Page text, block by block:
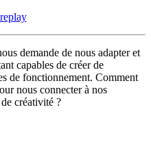
demande de nous adapter et
capables de créer de
de fonctionnement. Comment
nous connecter à nos
créativité ?